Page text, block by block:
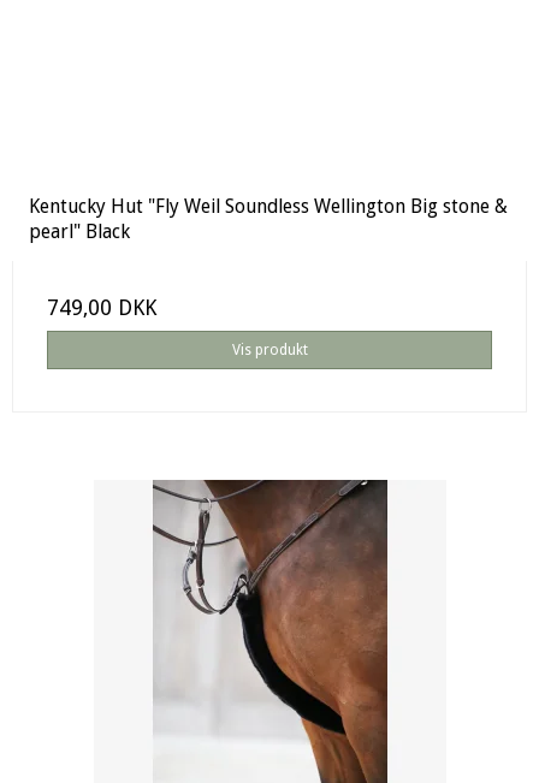
Kentucky Hut "Fly Weil Soundless Wellington Big stone &
pearl" Black
749,00 DKK
Vis produkt